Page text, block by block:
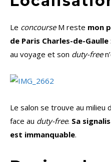
Le concourseM reste mon
de Paris Charles-de-Gaulle
au voyage et son duty-free
Le salon se trouve au milieu
face au duty-free. Sa
est immanquable.